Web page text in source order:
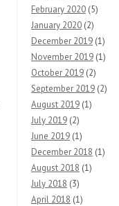
February 2020 (5)
January 2020 (2)
December 2019 (1)
November 2019 (1)
October 2019 (2)
September 2019 (2)
August 2019 (1)
July 2019 (2)
June 2019 (1)
December 2018 (1)
August 2018 (1)
July 2018 (3)
April 2018 (1)